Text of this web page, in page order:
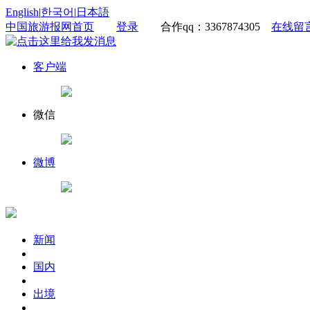
English|한국어 | 日本語
中国旅游报网首页
登录 合作qq：3367874305 在线留
客户端
微信
微博
新闻
国内
出境